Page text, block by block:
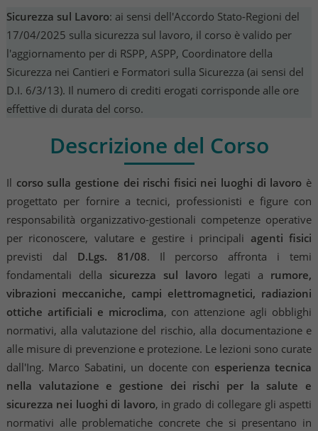
Sicurezza sul Lavoro: ai sensi dell'Accordo Stato-Regioni del
17/04/2025 sulla sicurezza sul lavoro, il corso è valido per
l'aggiornamento per di RSPP, ASPP, Coordinatore della
Sicurezza nei Cantieri e Formatori sulla Sicurezza (ai sensi del
D.I. 6/3/13). Il numero di crediti erogati corrisponde alle ore
effettive di durata del corso.
Descrizione del Corso
Il corso sulla gestione dei rischi fisici nei luoghi di lavoro è
progettato per fornire a tecnici, professionisti e figure con
responsabilità organizzativo-gestionali competenze operative
per riconoscere, valutare e gestire i principali agenti fisici
previsti dal D.Lgs. 81/08. Il percorso affronta i temi
fondamentali della sicurezza sul lavoro legati a rumore,
vibrazioni meccaniche, campi elettromagnetici, radiazioni
ottiche artificiali e microclima, con attenzione agli obblighi
normativi, alla valutazione del rischio, alla documentazione e
alle misure di prevenzione e protezione. Le lezioni sono curate
dall'Ing. Marco Sabatini, un docente con esperienza tecnica
nella valutazione e gestione dei rischi per la salute e
sicurezza nei luoghi di lavoro, in grado di collegare gli aspetti
normativi alle problematiche concrete che si presentano in